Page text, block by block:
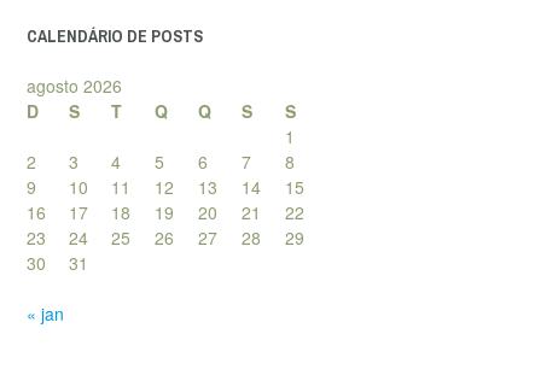
CALENDÁRIO DE POSTS
agosto 2026
D
S T Q Q S
S
1
2
3 4 5 6 7
8
9
10 11 12 13 14
15
16
17 18 19 20 21
22
23
24 25 26 27 28
29
30
31
« jan